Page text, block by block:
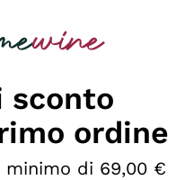
sconto
ordine
di 69,00 €